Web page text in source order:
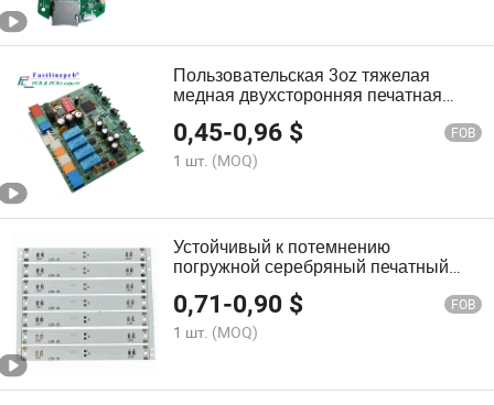
Пользовательская 3oz тяжелая
медная двухсторонняя печатная
плата Fr-4 HASL Lf отделка Быстрый
оборот Прототип и массовое
производство Соответствие классу
IPC 2 Поставщик переключающего
0,45-0,96 $ FOB
1 шт. (MOQ)
Устойчивый к потемнению
погружной серебряный печатный
плат с двойным слоем органической
пассивации и запечатанным
азотным постобработочным
покрытием
0,71-0,90 $ FOB
1 шт. (MOQ)